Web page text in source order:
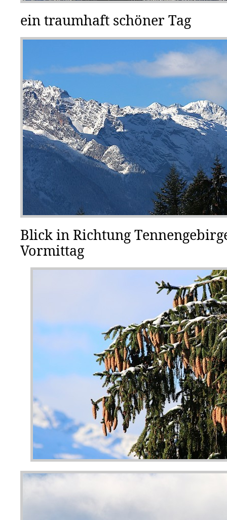
ein traumhaft schöner Tag
Blick in Richtung
Vormittag